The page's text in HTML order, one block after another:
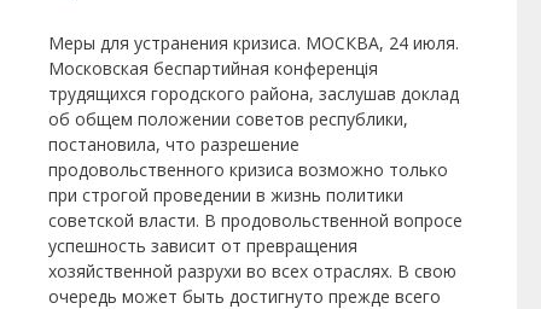
Меры для устранения кризиса. МОСКВА, 24 июля.
Московская беспартийная конференція
трудящихся городского района, заслушав доклад
об общем положении советов республики,
постановила, что разрешение
продовольственного кризиса воз­можно только
при строгой проведении в жизнь политики
советской власти. В продовольст­венной вопросе
успешность зависит от превращения
хозяйственной разрухи во всех отраслях. В свою
очередь может быть достигнуто прежде всего